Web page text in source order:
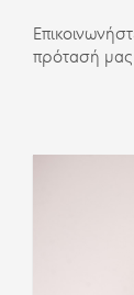
πρότασή μας